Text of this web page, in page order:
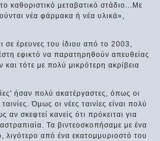
καθοριστικό μεταβατικό στάδιο...Με
νέα φάρμακα ή νέα υλικά»,
σε έρευνες του ίδιου από το 2003,
εφικτό να παρατηρηθούν απευθείας
και τότε με πολύ μικρότερη ακρίβεια
ήσαν πολύ ακατέργαστες, όπως οι
Όμως οι νέες ταινίες είναι πολύ
αν σκεφτεί κανείς ότι πρόκειται για
Τα βιντεοσκοπήσαμε με ένα
λιγότερο από ένα εκατομμυριοστό του